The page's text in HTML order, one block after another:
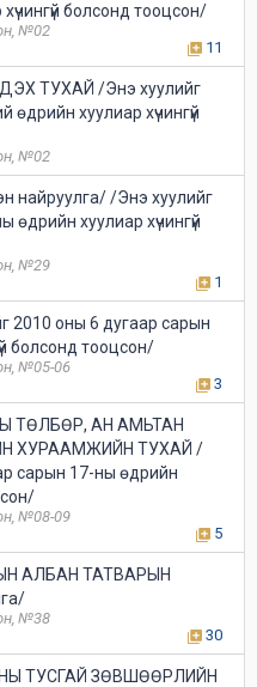
болсонд тооцсон/
№02
11
ТУХАЙ /Энэ хуулийг
өдрийн хуулиар хүчингүй
№02
/Энэ хуулийг
хуулиар хүчингүй
№29
1
оны 6 дугаар сарын
болсонд тооцсон/
№05-06
3
ТӨЛБӨР, АН АМЬТАН
ХУРААМЖИЙН ТУХАЙ /
сарын 17-ны өдрийн
№08-09
5
АЛБАН ТАТВАРЫН
№38
30
ТУСГАЙ ЗӨВШӨӨРЛИЙН